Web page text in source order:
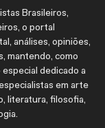
Brasileiros,
o portal
análises, opiniões,
mantendo, como
dedicado a
em arte
literatura, filosofia,